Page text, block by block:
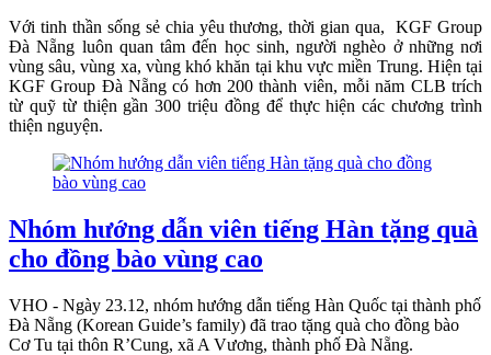
Với tinh thần sống sẻ chia yêu thương, thời gian qua, KGF Group
Đà Nẵng luôn quan tâm đến học sinh, người nghèo ở những nơi
vùng sâu, vùng xa, vùng khó khăn tại khu vực miền Trung. Hiện tại
KGF Group Đà Nẵng có hơn 200 thành viên, mỗi năm CLB trích
từ quỹ từ thiện gần 300 triệu đồng để thực hiện các chương trình
thiện nguyện.
Nhóm hướng dẫn viên tiếng Hàn tặng quà
cho đồng bào vùng cao
VHO - Ngày 23.12, nhóm hướng dẫn tiếng Hàn Quốc tại thành phố
Đà Nẵng (Korean Guide’s family) đã trao tặng quà cho đồng bào
Cơ Tu tại thôn R’Cung, xã A Vương, thành phố Đà Nẵng.